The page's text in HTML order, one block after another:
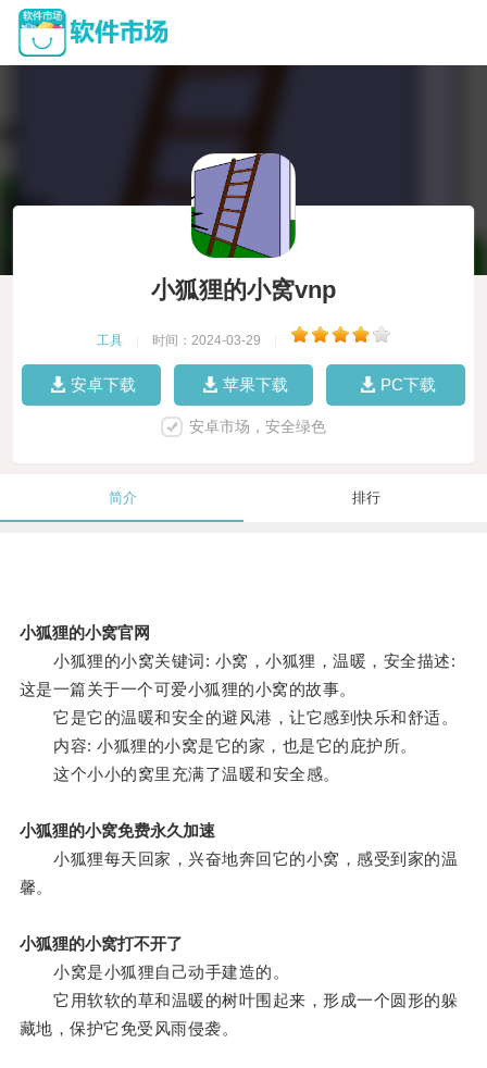
小狐狸的小窝vnp
工具 时间：2024-03-29
安卓下载 苹果下载 PC下载
安卓市场，安全绿色
简介 排行
小狐狸的小窝官网
小狐狸的小窝关键词: 小窝，小狐狸，温暖，安全描述:
这是一篇关于一个可爱小狐狸的小窝的故事。
它是它的温暖和安全的避风港，让它感到快乐和舒适。
内容: 小狐狸的小窝是它的家，也是它的庇护所。
这个小小的窝里充满了温暖和安全感。
小狐狸的小窝免费永久加速
小狐狸每天回家，兴奋地奔回它的小窝，感受到家的温
馨。
小狐狸的小窝打不开了
小窝是小狐狸自己动手建造的。
它用软软的草和温暖的树叶围起来，形成一个圆形的躲
藏地，保护它免受风雨侵袭。